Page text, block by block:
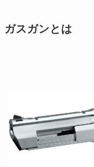
ガスガンとは